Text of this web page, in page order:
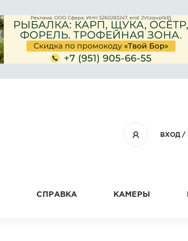
ВХОД/
СПРАВКА КАМЕРЫ